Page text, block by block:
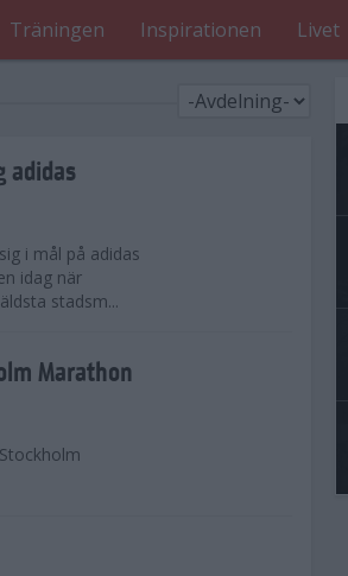
Träningen Inspirationen Livet
adidas
i mål på adidas
idag när
stadsm...
Marathon